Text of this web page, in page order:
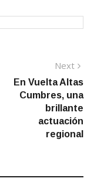
Next
post:
En Vuelta Altas
Cumbres, una
brillante
actuación
regional